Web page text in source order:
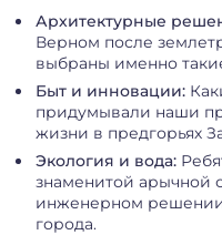
Архитектурные
Верном после
выбраны именно
Быт и инновации:
придумывали наши
жизни в предгорьях
Экология и вода:
знаменитой арычной
инженерном
города.